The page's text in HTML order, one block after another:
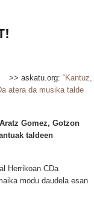
>> askatu.org: “Kantuz,
atera da musika talde
Gomez, Gotzon
taldeen
Herrikoan CDa
modu daudela esan